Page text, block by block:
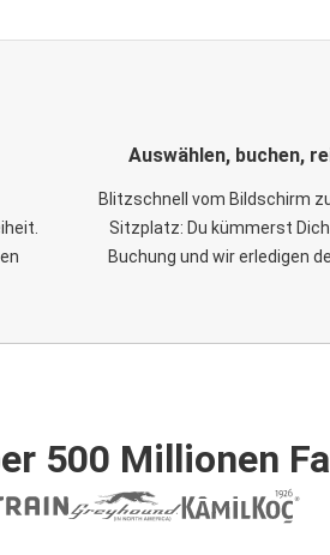
Auswählen, buchen,
Blitzschnell vom Bildschirm
Sitzplatz: Du kümmerst
Buchung und wir erledigen
500 Millionen